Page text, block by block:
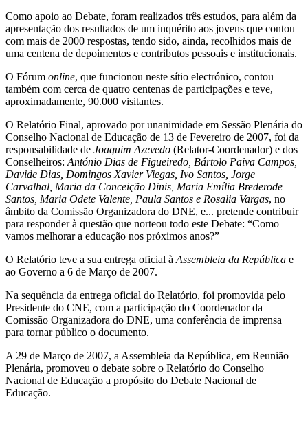
Como apoio ao Debate, foram realizados três estudos, para além da
apresentação dos resultados de um inquérito aos jovens que contou
com mais de 2000 respostas, tendo sido, ainda, recolhidos mais de
uma centena de depoimentos e contributos pessoais e institucionais.
O Fórum online, que funcionou neste sítio electrónico, contou
também com cerca de quatro centenas de participações e teve,
aproximadamente, 90.000 visitantes.
O Relatório Final, aprovado por unanimidade em Sessão Plenária do
Conselho Nacional de Educação de 13 de Fevereiro de 2007, foi da
responsabilidade de Joaquim Azevedo (Relator-Coordenador) e dos
Conselheiros: António Dias de Figueiredo, Bártolo Paiva Campos,
Davide Dias, Domingos Xavier Viegas, Ivo Santos, Jorge
Carvalhal, Maria da Conceição Dinis, Maria Emília Brederode
Santos, Maria Odete Valente, Paula Santos e Rosalia Vargas, no
âmbito da Comissão Organizadora do DNE, e... pretende contribuir
para responder à questão que norteou todo este Debate: “Como
vamos melhorar a educação nos próximos anos?”
O Relatório teve a sua entrega oficial à Assembleia da República e
ao Governo a 6 de Março de 2007.
Na sequência da entrega oficial do Relatório, foi promovida pelo
Presidente do CNE, com a participação do Coordenador da
Comissão Organizadora do DNE, uma conferência de imprensa
para tornar público o documento.
A 29 de Março de 2007, a Assembleia da República, em Reunião
Plenária, promoveu o debate sobre o Relatório do Conselho
Nacional de Educação a propósito do Debate Nacional de
Educação.